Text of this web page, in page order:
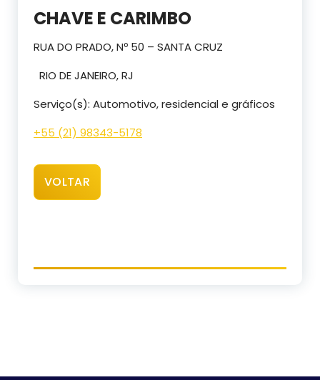
CHAVE E CARIMBO
RUA DO PRADO, Nº 50 – SANTA CRUZ
RIO DE JANEIRO, RJ
Serviço(s): Automotivo, residencial e gráficos
+55 (21) 98343-5178
VOLTAR